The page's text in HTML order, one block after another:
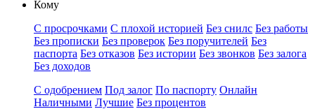
Кому
С просрочками С плохой историей Без снилс Без работы
Без прописки Без проверок Без поручителей Без
паспорта Без отказов Без истории Без звонков Без залога
Без доходов
С одобрением Под залог По паспорту Онлайн
Наличными Лучшие Без процентов